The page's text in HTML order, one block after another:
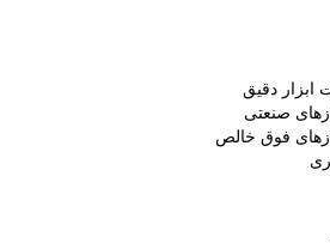
ابزار دقیق
صنعتی
فوق خالص